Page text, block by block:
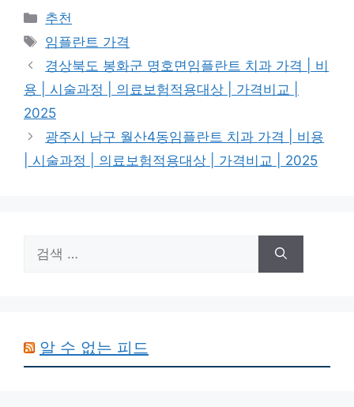
카
테
고
리
추천
태
그
임플란트 가격
경상북도 봉화군 명호면임플란트 치과 가격 | 비
용 | 시술과정 | 의료보험적용대상 | 가격비교 |
2025
광주시 남구 월산4동임플란트 치과 가격 | 비용
| 시술과정 | 의료보험적용대상 | 가격비교 | 2025
색:
알 수 없는 피드